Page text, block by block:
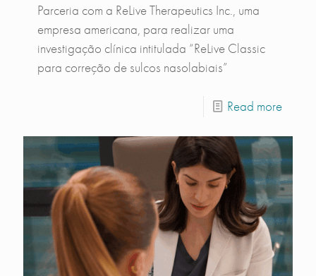
Parceria com a ReLive Therapeutics Inc., uma
empresa americana, para realizar uma
investigação clínica intitulada “ReLive Classic
para correção de sulcos nasolabiais”
Read more